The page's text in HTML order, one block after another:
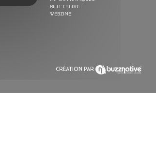
BILLETTERIE
WEBZINE
CRÉATION PAR